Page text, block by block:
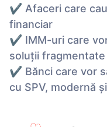
✔ Afaceri care
financiar
✔ IMM-uri care
soluții fragmentate
✔ Bănci care vor
cu SPV, modernă